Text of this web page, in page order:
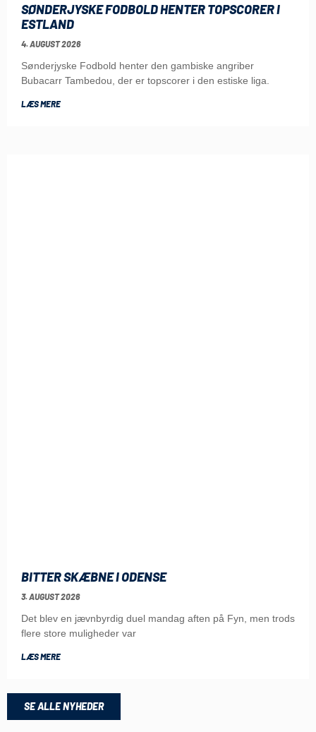
SØNDERJYSKE FODBOLD HENTER TOPSCORER I
ESTLAND
4. AUGUST 2026
Sønderjyske Fodbold henter den gambiske angriber
Bubacarr Tambedou, der er topscorer i den estiske liga.
LÆS MERE
BITTER SKÆBNE I ODENSE
3. AUGUST 2026
Det blev en jævnbyrdig duel mandag aften på Fyn, men trods
flere store muligheder var
LÆS MERE
SE ALLE NYHEDER